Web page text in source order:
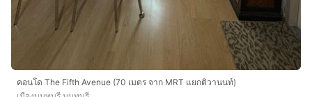
คอนโด The Fifth Avenue (70 เมตร จาก MRT แยกติวานนท์)